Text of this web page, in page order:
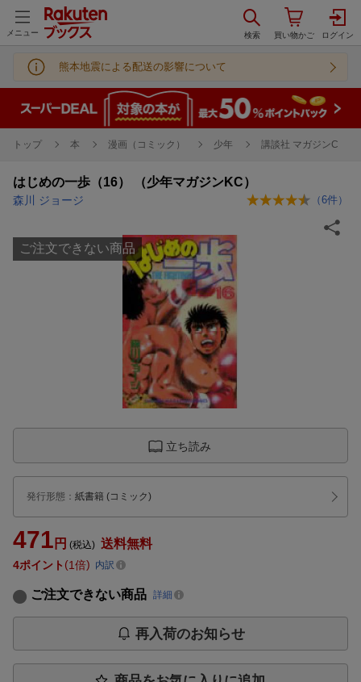
メニュー
熊本地震による配送の影響について
トップ 本 漫画（コミック） 少年 講談社 マガジンC
はじめの一歩（16） （少年マガジンKC）
森川 ジョージ （6件）
ご注文できない商品
立ち読み
発行形態 ： 紙書籍 (コミック)
471 円 (税込) 送料無料
4ポイント 1倍 内訳
ご注文できない商品 詳細
再入荷のお知らせ